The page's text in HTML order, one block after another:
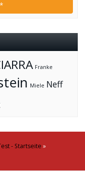
Franke
Miele Neff
- Startseite »